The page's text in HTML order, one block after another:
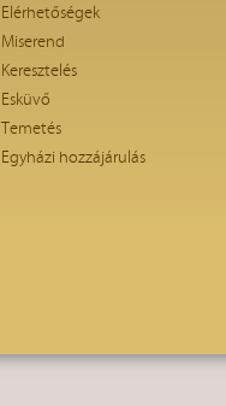
Elérhetőségek
Miserend
Keresztelés
Esküvő
Temetés
Egyházi hozzájárulás